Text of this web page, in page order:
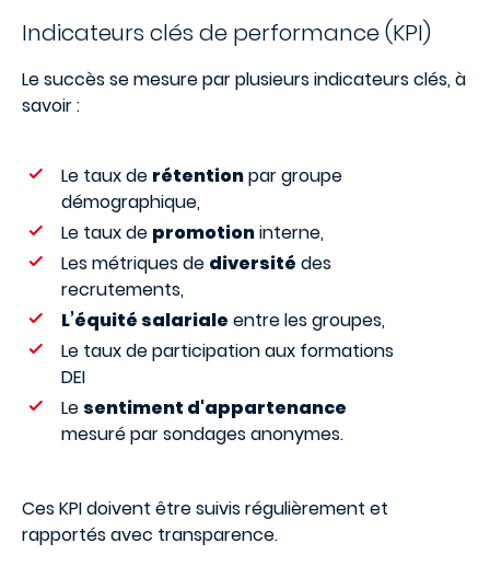
Indicateurs clés de performance (KPI)
Le succès se mesure par plusieurs indicateurs clés, à
savoir :
Le taux de rétentionpar groupe
démographique,
Le taux de promotioninterne,
Les métriques de diversité des
recrutements,
L’équité salariale entre les groupes,
Le taux de participation aux formations
DEI
Le sentiment d'appartenance
mesuré par sondages anonymes.
Ces KPI doivent être suivis régulièrement et
rapportés avec transparence.